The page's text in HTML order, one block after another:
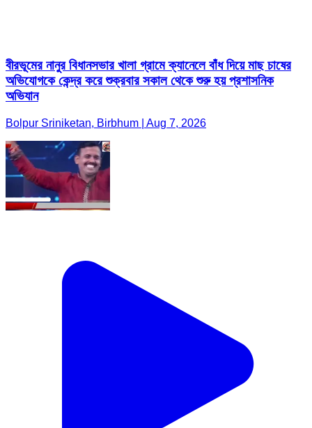
বীরভূমের নানুর বিধানসভার খালা গ্রামে ক্যানেলে বাঁধ দিয়ে মাছ চাষের
অভিযোগকে কেন্দ্র করে শুক্রবার সকাল থেকে শুরু হয় প্রশাসনিক
অভিযান
Bolpur Sriniketan, Birbhum | Aug 7, 2026